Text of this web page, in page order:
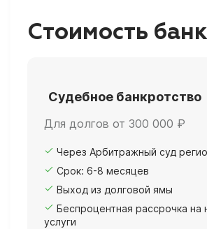
Стоимость
Судебное банкротство
Для долгов от 300 000 ₽
Через Арбитражный суд
Срок: 6-8 месяцев
Выход из долговой ямы
Беспроцентная рассрочка на
услуги